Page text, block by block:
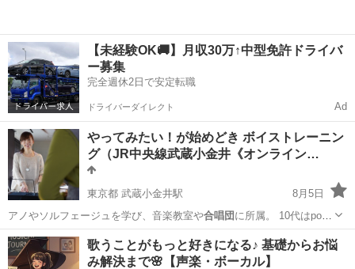
【未経験OK🚚】月収30万↑中型免許ドライバ
ー募集
完全週休2日で安定転職
ドライバーダイレクト Ad
やってみたい！が始めどき ボイストレーニン
グ（JR中央線武蔵小金井《オンライン…
東京都 武蔵小金井駅
8月5日
アノやソルフェージュを学び、音楽教室や合唱団 に所属。 10代はpops
やrockに…
東京 小金井市 武蔵小金井駅 ボーカル レッスン
歌うことがもっと好きになる♪ 基礎からお悩
み解決まで🌸【声楽・ボーカル】